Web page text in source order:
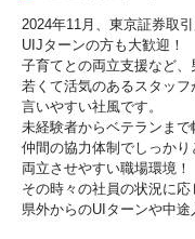
2024年11月、東京証券取引
UIJターンの方も大歓迎！
子育てとの両立支援など、
若くて活気のあるスタッ
言いやすい社風です。
未経験者からベテランまで
仲間の協力体制でしっか
両立させやすい職場環境！
その時々の社員の状況に応
県外からのUIターンや中途